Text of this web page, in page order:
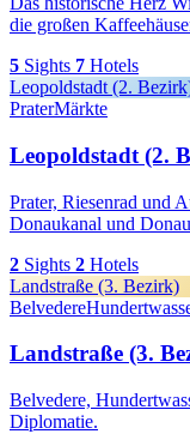
die großen
5 Sights 7 Hotels
Leopoldstadt (2.
PraterMärkte
Leopoldstadt (2.
Prater, Riesenrad und
Donaukanal und
2 Sights 2 Hotels
Landstraße (3. Bezirk)
Belvedere
Landstraße (3.
Belvedere,
Diplomatie.